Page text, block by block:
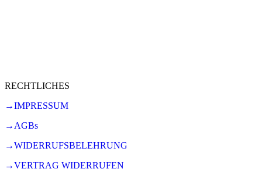
RECHTLICHES
→IMPRESSUM
→AGBs
→WIDERRUFSBELEHRUNG
→VERTRAG WIDERRUFEN